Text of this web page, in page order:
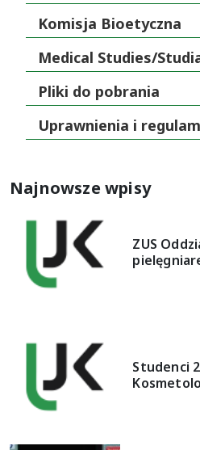
Komisja Bioetyczna
Medical Studies/
Pliki do pobrania
Uprawnienia i
Najnowsze wpisy
ZUS
Studenci